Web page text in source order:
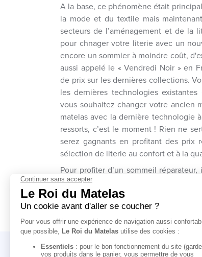
A la base, ce phénomène était
la mode et du textile mais
secteurs de l’aménagement et de la
pour chnager votre literie avec un
encore un sommier à moindre coût,
aussi appelé le « Vendredi Noir » en
de prix sur les dernières collections.
les dernières technologies
vous souhaitez changer votre ancien
matelas avec la dernière technologie
ressorts, c’est le moment ! Rien ne
serez gagnants en profitant des prix
sélection de literie au confort et à la
Pour profiter d’un sommeil
de qualité. Un couchage optimal
qu’une literie vieillissante voire
dos, voire des douleurs
LE ROI DU MATELAS